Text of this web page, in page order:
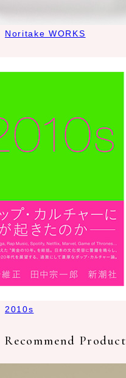
Noritake WORKS
2010s
Recommend Product